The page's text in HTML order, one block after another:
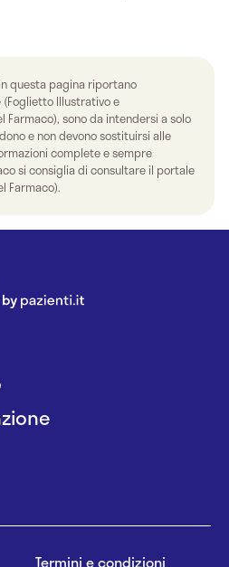
questa pagina riportano
Illustrativo e
sono da intendersi a solo
e non devono sostituirsi alle
complete e sempre
si consiglia di consultare il portale
Farmaco).
Termini e condizioni